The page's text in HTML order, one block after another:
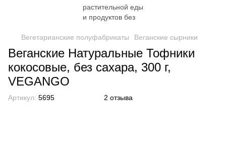
Вегетарианские полуфабрикаты Веганские сырники
Веганские Натуральные Тофники
кокосовые, без сахара, 300 г,
VEGANGO
Артикул: 5695 2 отзыва